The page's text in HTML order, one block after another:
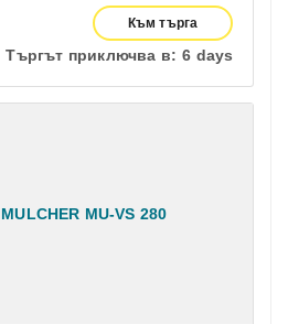
Към търга
Търгът приключва в: 6 days